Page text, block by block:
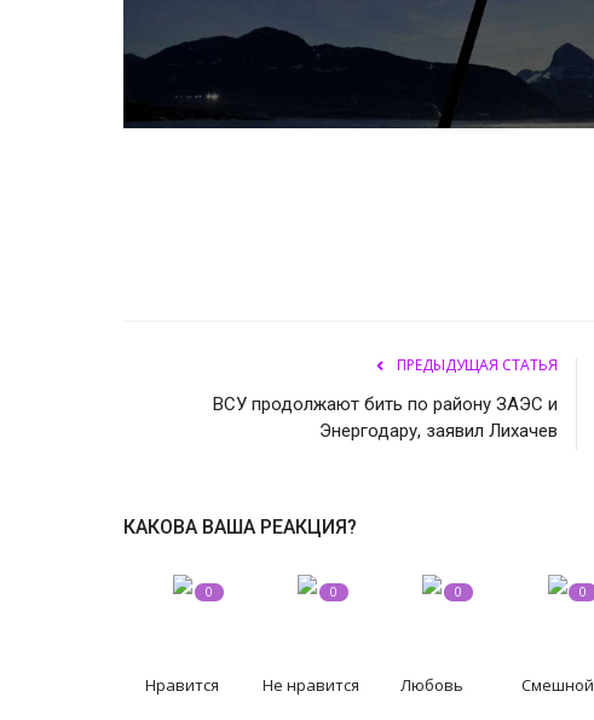
ПРЕДЫДУЩАЯ СТАТЬЯ
ВСУ продолжают бить по району ЗАЭС и
Энергодару, заявил Лихачев
КАКОВА ВАША РЕАКЦИЯ?
0
Нравится
0
Не нравится
0
Любовь
0
Смешной